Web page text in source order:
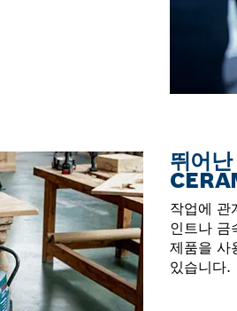
뛰어
작업에 관
인트나 금
제품을 사
있습니다.